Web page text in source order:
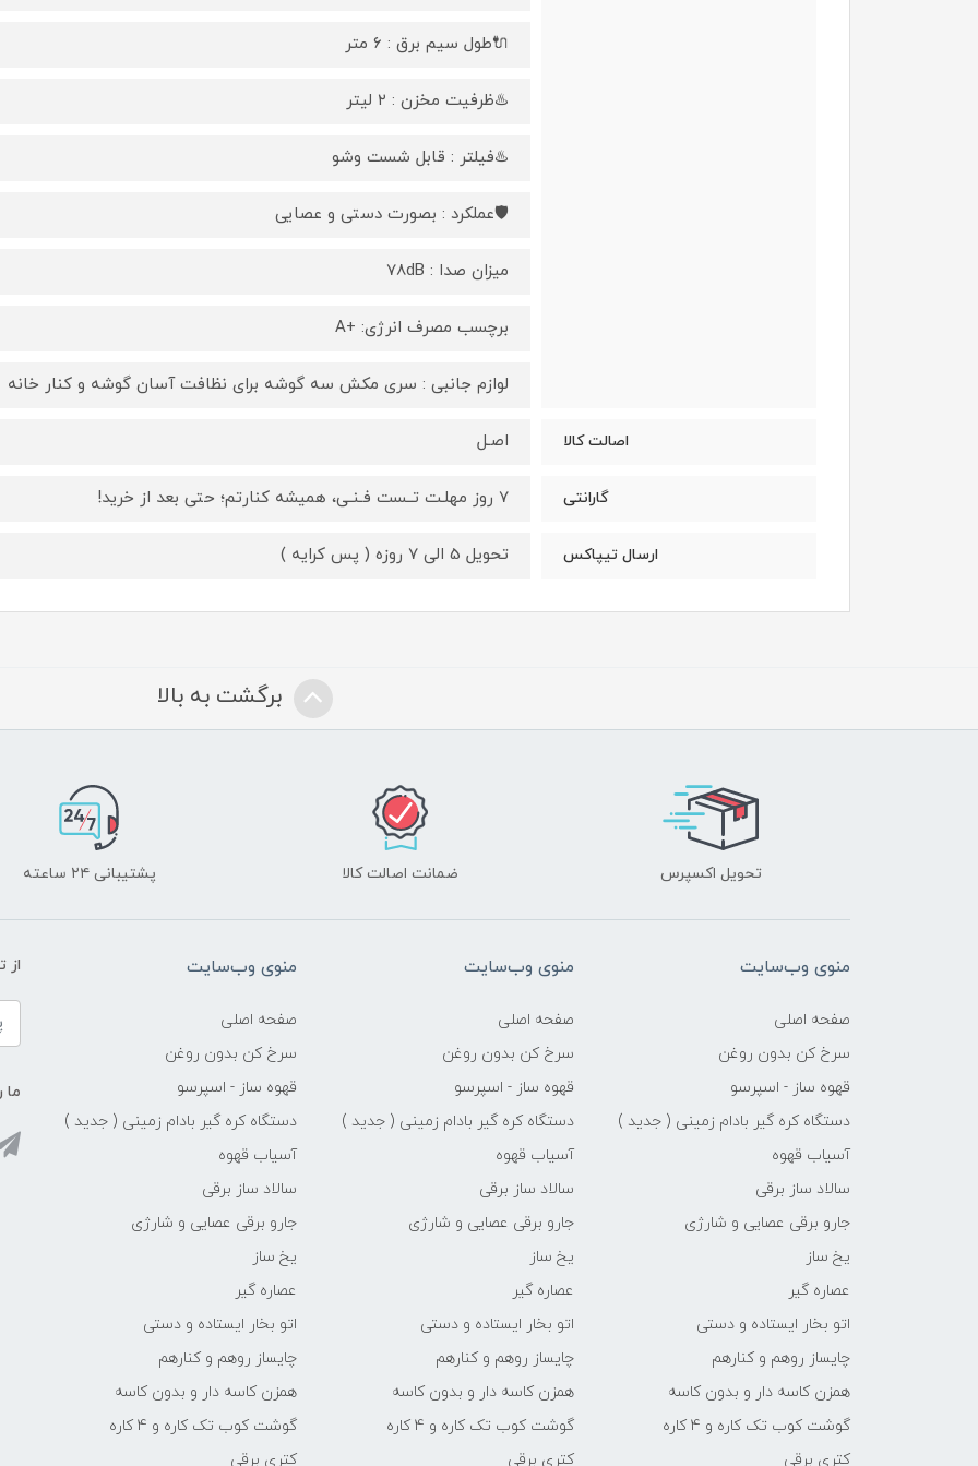
🔌طول سیم برق : ۶ متر
♨️ظرفیت مخزن : ۲ لیتر
♨️فیلتر : قابل شست وشو
🛡️عملکرد : بصورت دستی و عصایی
میزان صدا : 78dB
برچسب مصرف انرژی: +A
لوازم جانبی : سری مکش سه گوشه برای نظافت آسان گوشه و کنار خانه
اصالت کالا اصـل
گارانتی 7 روز مهلـت تــست فـنـی، همیشه کنارتم؛ حتی بعد از خرید!
ارسال تیپاکس تحویل 5 الی 7 روزه ( پس کرایه )
برگشت به بالا
تحویل اکسپرس ضمانت اصالت کالا پشتیبانی ۲۴ ساعته
منوی وب‌سایت
صفحه اصلی
سرخ کن بدون روغن
قهوه ساز - اسپرسو
دستگاه کره گیر بادام زمینی ( جدید )
آسیاب قهوه
سالاد ساز برقی
جارو برقی عصایی و شارژی
یخ ساز
عصاره گیر
اتو بخار ایستاده و دستی
چایساز روهم و کنارهم
همزن کاسه دار و بدون کاسه
گوشت کوب تک کاره و 4 کاره
کتری برقی
منوی وب‌سایت
صفحه اصلی
سرخ کن بدون روغن
قهوه ساز - اسپرسو
دستگاه کره گیر بادام زمینی ( جدید )
آسیاب قهوه
سالاد ساز برقی
جارو برقی عصایی و شارژی
یخ ساز
عصاره گیر
اتو بخار ایستاده و دستی
چایساز روهم و کنارهم
همزن کاسه دار و بدون کاسه
گوشت کوب تک کاره و 4 کاره
کتری برقی
منوی وب‌سایت
صفحه اصلی
سرخ کن بدون روغن
قهوه ساز - اسپرسو
دستگاه کره گیر بادام زمینی ( جدید )
آسیاب قهوه
سالاد ساز برقی
جارو برقی عصایی و شارژی
یخ ساز
عصاره گیر
اتو بخار ایستاده و دستی
چایساز روهم و کنارهم
همزن کاسه دار و بدون کاسه
گوشت کوب تک کاره و 4 کاره
کتری برقی
از
ما